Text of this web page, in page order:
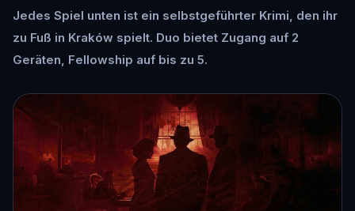
Jedes Spiel unten ist ein selbstgeführter Krimi, den ihr
zu Fuß in Kraków spielt. Duo bietet Zugang auf 2
Geräten, Fellowship auf bis zu 5.